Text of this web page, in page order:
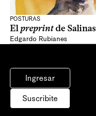
POSTURAS
Elpreprintde Salinas
Edgardo Rubianes
Ingresar
Suscribite